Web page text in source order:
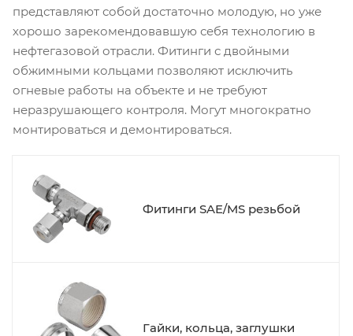
представляют собой достаточно молодую, но уже
хорошо зарекомендовавшую себя технологию в
нефтегазовой отрасли. Фитинги с двойными
обжимными кольцами позволяют исключить
огневые работы на объекте и не требуют
неразрушающего контроля. Могут многократно
монтироваться и демонтироваться.
Фитинги SAE/MS резьбой
Гайки, кольца, заглушки